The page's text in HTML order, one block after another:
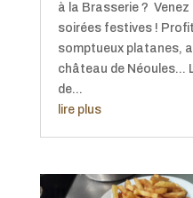
à la Brasserie ?
soirées festives !
somptueux platanes,
château de Néoules...
de...
lire plus